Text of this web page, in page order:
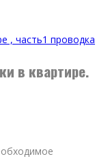
, часть1 проводка
в квартире.